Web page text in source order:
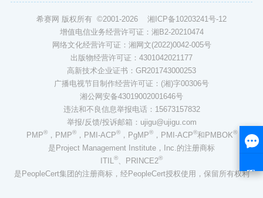
希赛网 版权所有 ©2001-2026 湘ICP备10203241号-12
增值电信业务经营许可证：湘B2-20210474
网络文化经营许可证：湘网文(2022)0042-005号
出版物经营许可证：4301042021177
高新技术企业证书：GR201743000253
广播电视节目制作经营许可证：(湘)字00306号
湘公网安备43019002001646号
违法和不良信息举报电话：15673157832
举报/反馈/投诉邮箱：ujigu@ujigu.com
PMP®，PMP®，PMI-ACP®，PgMP®，PMI-ACP®和PMBOK®
是Project Management Institute，Inc.的注册商标
ITIL®、PRINCE2®
是PeopleCert集团的注册商标，经PeopleCert授权使用，保留所有权利